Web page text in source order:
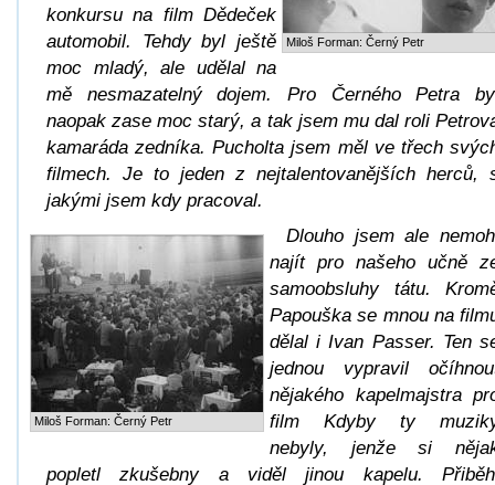
Miloš Forman: Černý Petr
konkursu na film Dědeček
automobil. Tehdy byl ještě
moc mladý, ale udělal na
mě nesmazatelný dojem. Pro Černého Petra
naopak zase moc starý, a tak jsem mu dal roli
kamaráda zedníka. Pucholta jsem měl ve třech
filmech. Je to jeden z nejtalentovanějších herců,
jakými jsem kdy pracoval.
Miloš Forman: Černý Petr
Dlouho jsem ale
najít pro našeho učně
samoobsluhy tátu.
Papouška se mnou na
dělal i Ivan Passer. Ten
jednou vypravil
nějakého kapelmajstra
film Kdyby ty
nebyly, jenže si
popletl zkušebny a viděl jinou kapelu.